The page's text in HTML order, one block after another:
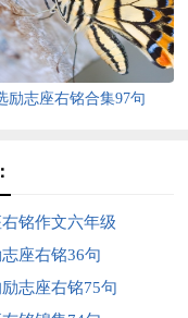
励志座右铭合集97句
铭作文六年级
座右铭36句
志座右铭75句